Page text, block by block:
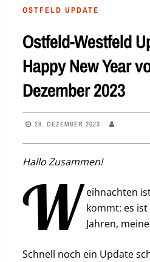
OSTFELD UPDATE
Ostfeld-Westfeld
Happy New Year
Dezember 2023
28. DEZEMBER 2023
Hallo Zusammen!
W eihnachten
kommt: es
Jahren,
Schnell noch ein Update